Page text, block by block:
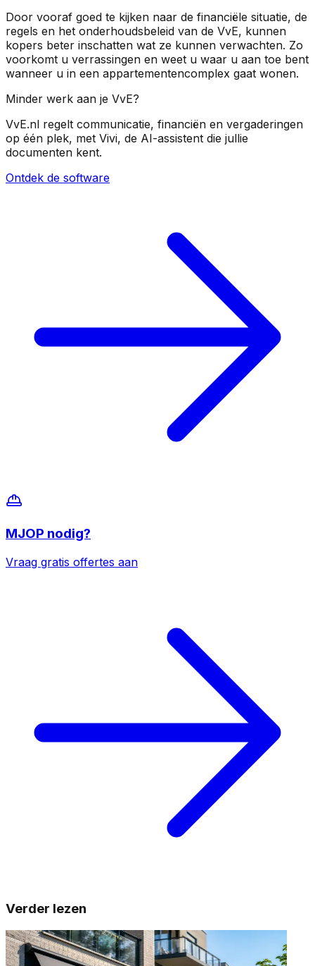
Door vooraf goed te kijken naar de financiële situatie, de
regels en het onderhoudsbeleid van de VvE, kunnen
kopers beter inschatten wat ze kunnen verwachten. Zo
voorkomt u verrassingen en weet u waar u aan toe bent
wanneer u in een appartementencomplex gaat wonen.
Minder werk aan je VvE?
VvE.nl regelt communicatie, financiën en vergaderingen
op één plek, met Vivi, de AI-assistent die jullie
documenten kent.
Ontdek de software
MJOP nodig?
Vraag gratis offertes aan
Verder lezen